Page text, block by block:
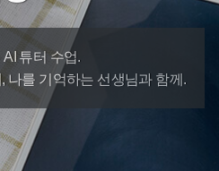
님의 개인비서
시험영어
영자신문
수업교재안내
그룹수업신청
튜터 수업.
나를 기억하는 선생님과 함께.